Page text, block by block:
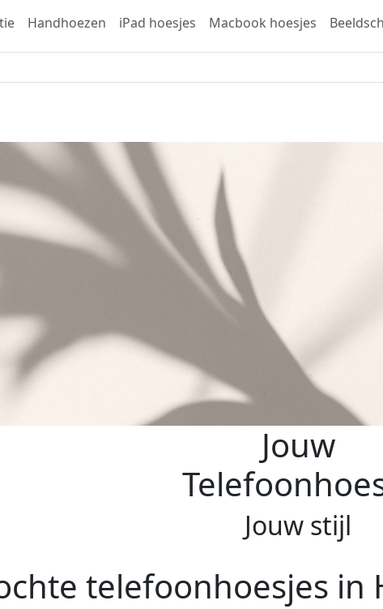
Handhoezen iPad hoesjes Macbook hoesjes
Jouw
Jouw stijl
telefoonhoesjes in